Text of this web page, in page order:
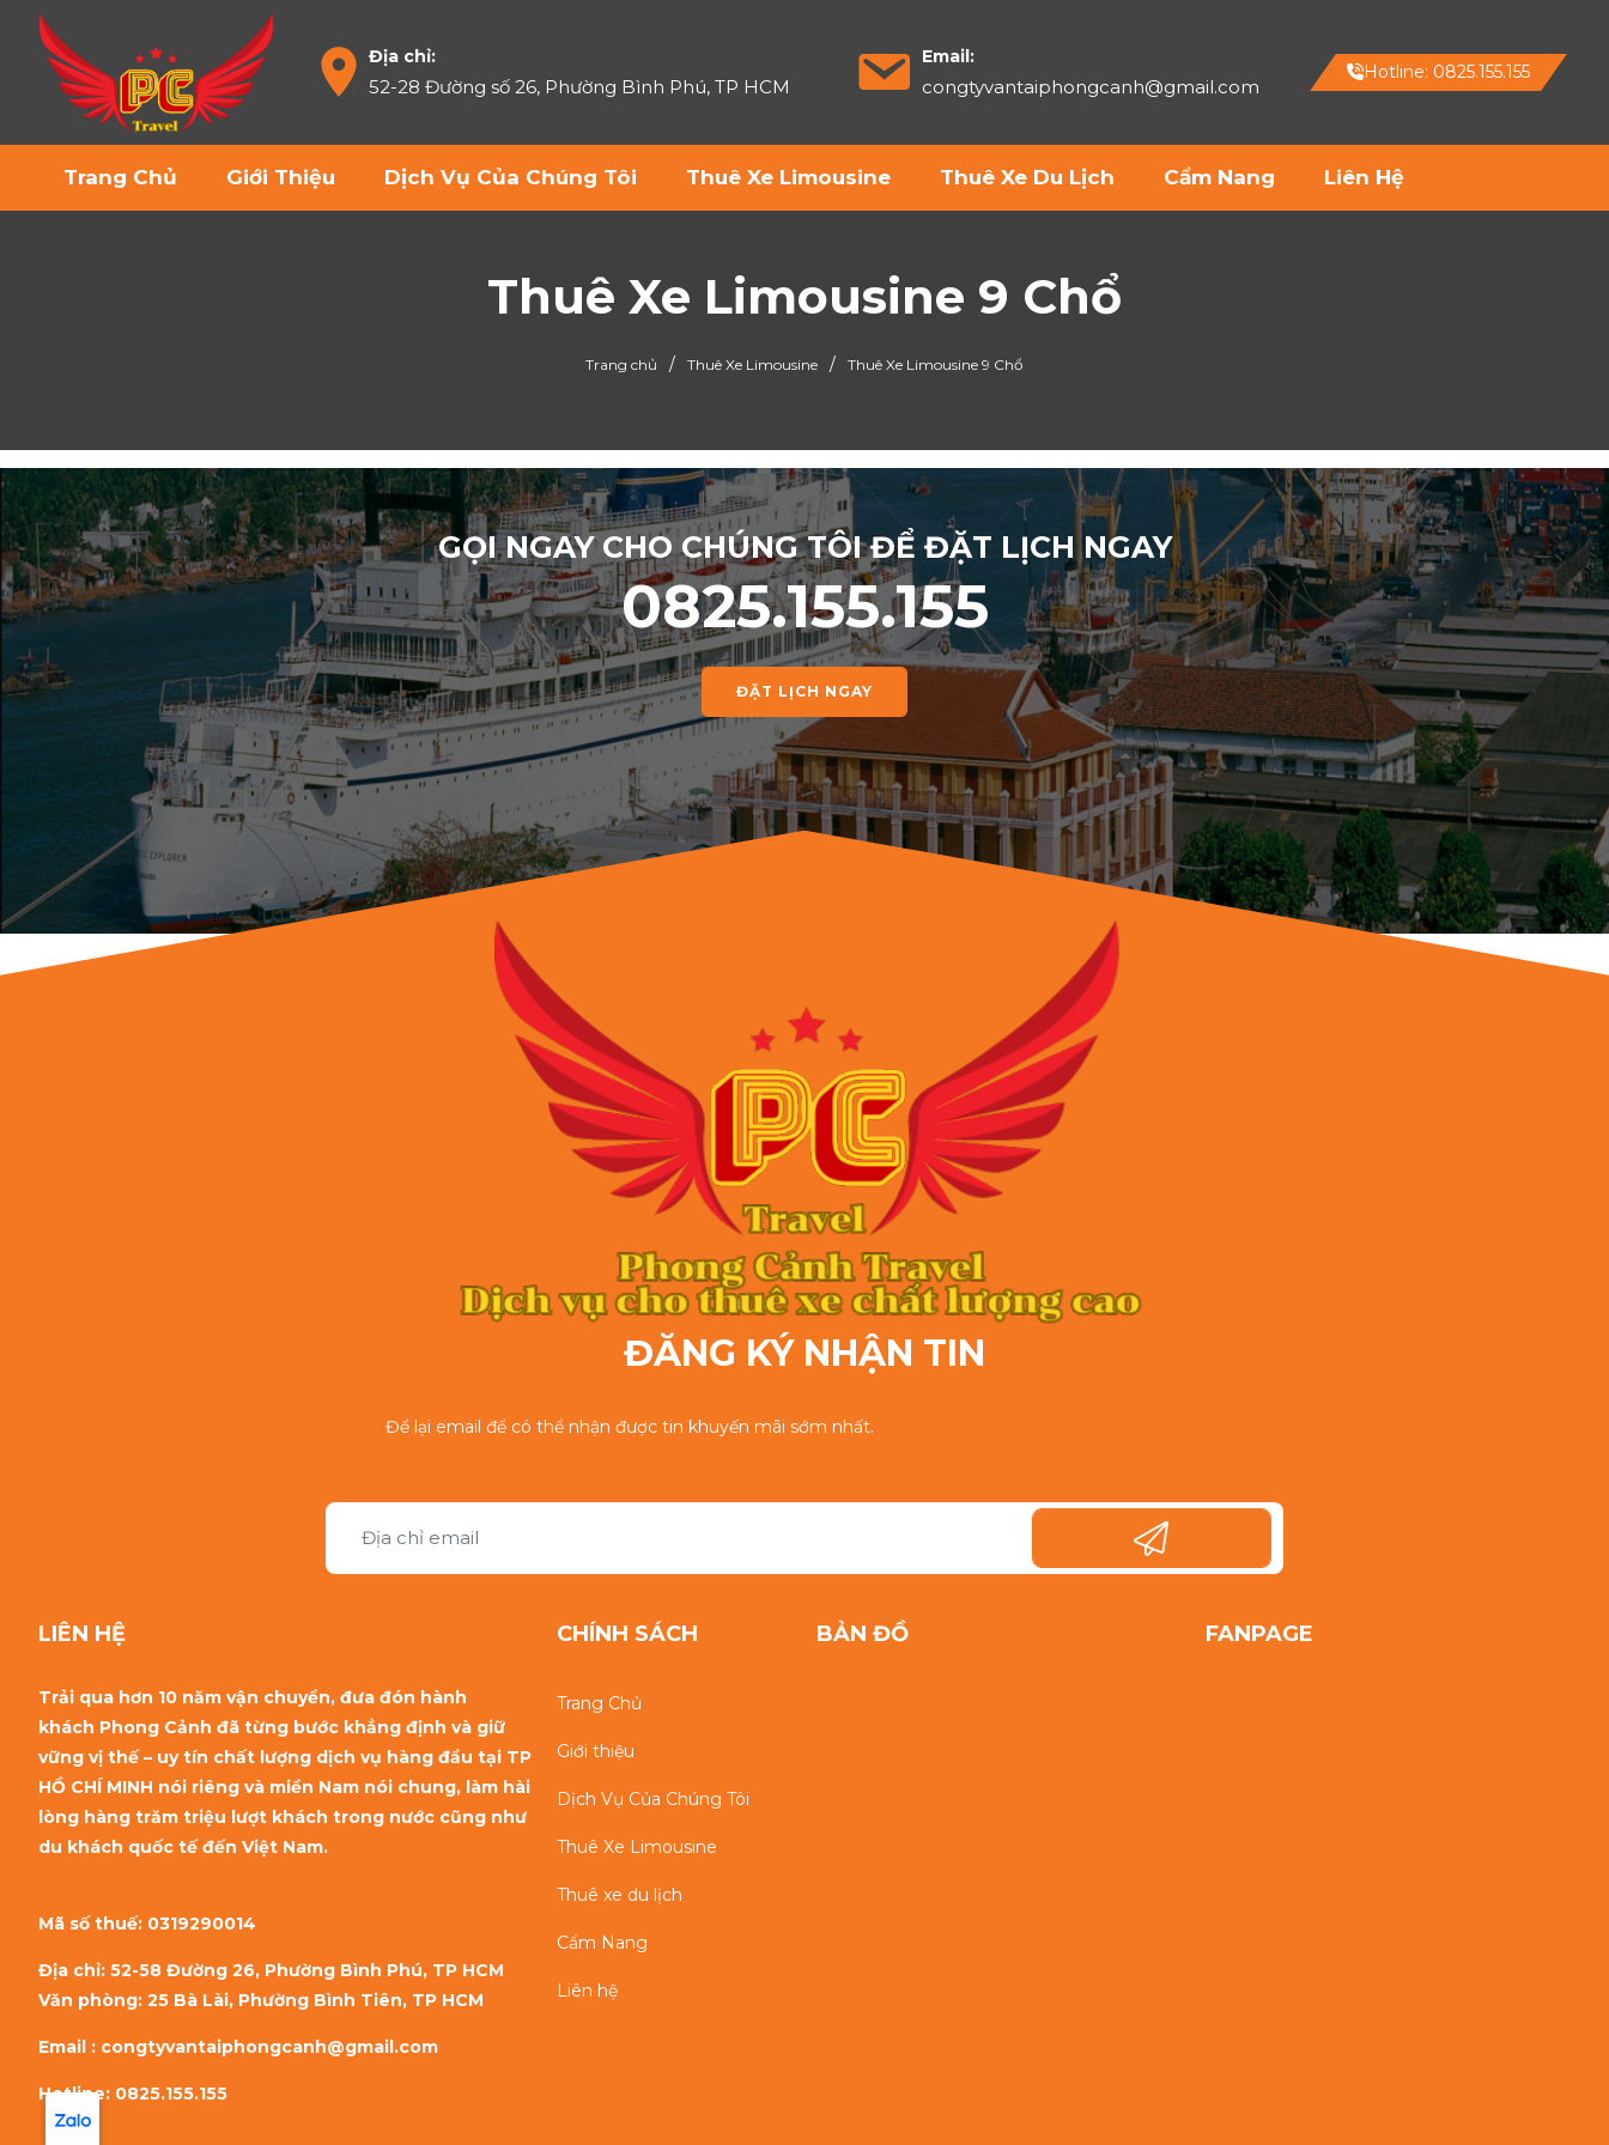
Địa chỉ:
52-28 Đường số 26, Phường Bình Phú, TP HCM
Email:
congtyvantaiphongcanh@gmail.com
Hotline: 0825.155.155
Trang Chủ Giới Thiệu Dịch Vụ Của Chúng Tôi Thuê Xe Limousine Thuê Xe Du Lịch Cẩm Nang Liên Hệ
Thuê Xe Limousine 9 Chổ
Trang chủ / Thuê Xe Limousine / Thuê Xe Limousine 9 Chổ
GỌI NGAY CHO CHÚNG TÔI ĐỂ ĐẶT LỊCH NGAY
0825.155.155
ĐẶT LỊCH NGAY
ĐĂNG KÝ NHẬN TIN
Để lại email để có thể nhận được tin khuyến mãi sớm nhất.
LIÊN HỆ
Trải qua hơn 10 năm vận chuyển, đưa đón hành
khách Phong Cảnh đã từng bước khẳng định và giữ
vững vị thế – uy tín chất lượng dịch vụ hàng đầu tại TP
HỒ CHÍ MINH nói riêng và miền Nam nói chung, làm hài
lòng hàng trăm triệu lượt khách trong nước cũng như
du khách quốc tế đến Việt Nam.
Mã số thuế: 0319290014
Địa chỉ: 52-58 Đường 26, Phường Bình Phú, TP HCM
Văn phòng: 25 Bà Lài, Phường Bình Tiên, TP HCM
Email : congtyvantaiphongcanh@gmail.com
Hotline: 0825.155.155
CHÍNH SÁCH
Trang Chủ
Giới thiệu
Dịch Vụ Của Chúng Tôi
Thuê Xe Limousine
Thuê xe du lịch
Cẩm Nang
Liên hệ
BẢN ĐỒ FANPAGE